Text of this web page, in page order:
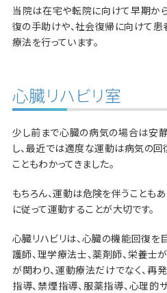
当院は在宅や転院に向けて早期か
復の手助けや、社会復帰に向けて
療法を行っています。
心臓リハビリ室
少し前まで心臓の病気の場合は安
し、最近では適度な運動は病気の
こともわかってきました。
もちろん、運動は危険を伴うことも
に従って運動することが大切です。
心臓リハビリは、心臓の機能回復を
護師、理学療法士、薬剤師、栄養士
が関わり、運動療法だけでなく、
指導、禁煙指導、服薬指導、心理